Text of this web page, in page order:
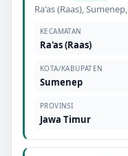
Ra'as (Raas),Sumenep,
KECAMATAN
Ra'as (Raas)
KOTA/KABUPATEN
Sumenep
PROVINSI
Jawa Timur